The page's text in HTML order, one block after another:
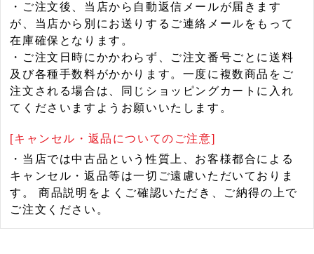
・ご注文後、当店から自動返信メールが届きます
が、当店から別にお送りするご連絡メールをもって
在庫確保となります。
・ご注文日時にかかわらず、ご注文番号ごとに送料
及び各種手数料がかかります。一度に複数商品をご
注文される場合は、同じショッピングカートに入れ
てくださいますようお願いいたします。
[キャンセル・返品についてのご注意]
・当店では中古品という性質上、お客様都合による
キャンセル・返品等は一切ご遠慮いただいておりま
す。 商品説明をよくご確認いただき、ご納得の上で
ご注文ください。